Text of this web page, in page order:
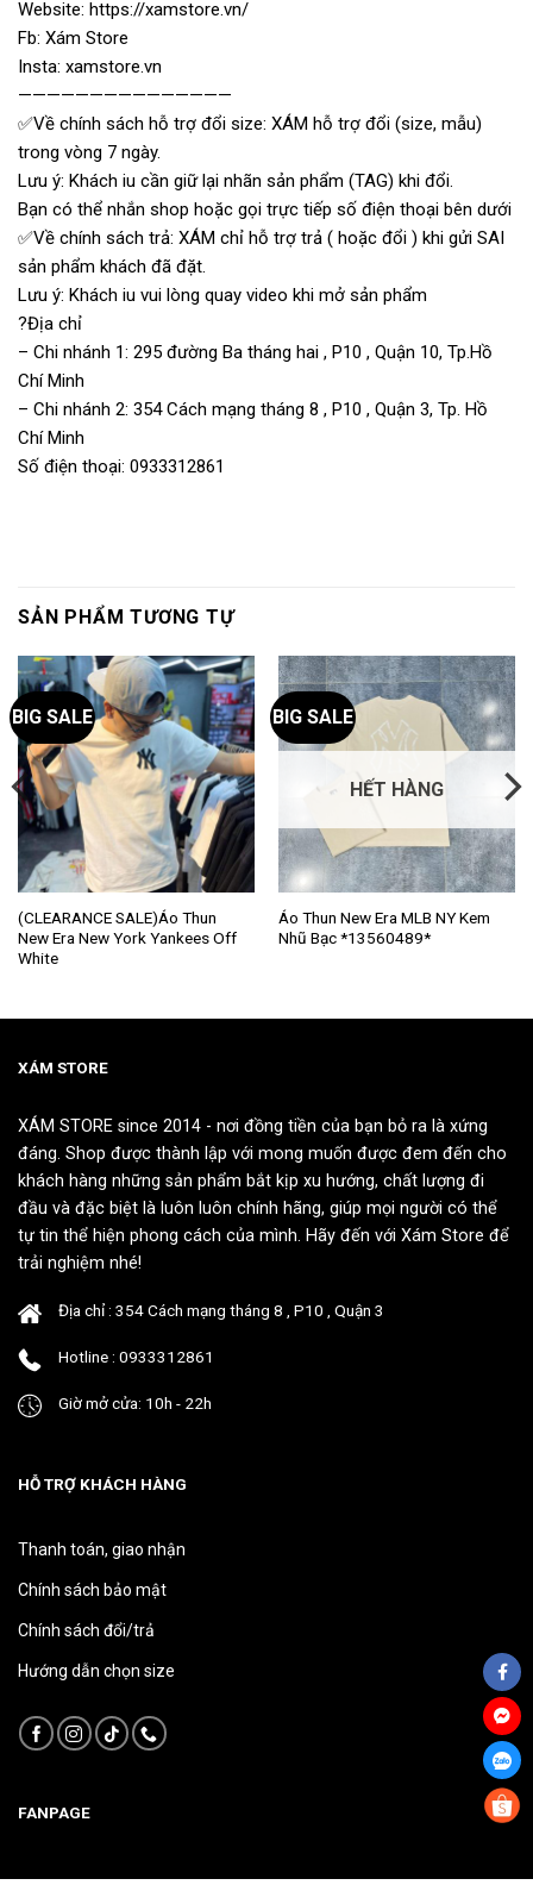
Website: https://xamstore.vn/
Fb: Xám Store
Insta: xamstore.vn
———————————————
✅Về chính sách hỗ trợ đổi size: XÁM hỗ trợ đổi (size, mẫu)
trong vòng 7 ngày.
Lưu ý: Khách iu cần giữ lại nhãn sản phẩm (TAG) khi đổi.
Bạn có thể nhắn shop hoặc gọi trực tiếp số điện thoại bên dưới
✅Về chính sách trả: XÁM chỉ hỗ trợ trả ( hoặc đổi ) khi gửi SAI
sản phẩm khách đã đặt.
Lưu ý: Khách iu vui lòng quay video khi mở sản phẩm
?Địa chỉ
– Chi nhánh 1: 295 đường Ba tháng hai , P10 , Quận 10, Tp.Hồ
Chí Minh
– Chi nhánh 2: 354 Cách mạng tháng 8 , P10 , Quận 3, Tp. Hồ
Chí Minh
Số điện thoại: 0933312861
SẢN PHẨM TƯƠNG TỰ
BIG SALE
(CLEARANCE SALE)Áo Thun
New Era New York Yankees Off
White
Sản
phẩm
này
nhiều
thể.
tùy
có
thể
được
chọn
trên
sản
BIG SALE
HẾT HÀNG
Áo Thun New Era MLB NY Kem
Nhũ Bạc *13560489*
Sản
phẩm
nhiều
tùy
chọn
có
thể
được
chọn
sản
XÁM STORE
XÁM STORE since 2014 - nơi đồng tiền của bạn bỏ ra là xứng
đáng. Shop được thành lập với mong muốn được đem đến cho
khách hàng những sản phẩm bắt kịp xu hướng, chất lượng đi
đầu và đặc biệt là luôn luôn chính hãng, giúp mọi người có thể
tự tin thể hiện phong cách của mình. Hãy đến với Xám Store để
trải nghiệm nhé!
Địa chỉ : 354 Cách mạng tháng 8 , P10 , Quận 3
Hotline : 0933312861
Giờ mở cửa: 10h - 22h
HỖ TRỢ KHÁCH HÀNG
Thanh toán, giao nhận
Chính sách bảo mật
Chính sách đổi/trả
Hướng dẫn chọn size
FANPAGE